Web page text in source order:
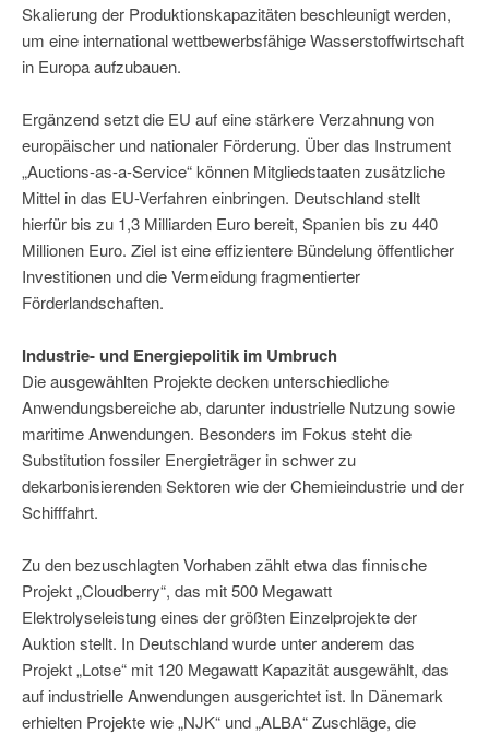
Skalierung der Produktionskapazitäten beschleunigt werden,
um eine international wettbewerbsfähige Wasserstoffwirtschaft
in Europa aufzubauen.
Ergänzend setzt die EU auf eine stärkere Verzahnung von
europäischer und nationaler Förderung. Über das Instrument
„Auctions-as-a-Service“ können Mitgliedstaaten zusätzliche
Mittel in das EU-Verfahren einbringen. Deutschland stellt
hierfür bis zu 1,3 Milliarden Euro bereit, Spanien bis zu 440
Millionen Euro. Ziel ist eine effizientere Bündelung öffentlicher
Investitionen und die Vermeidung fragmentierter
Förderlandschaften.
Industrie- und Energiepolitik im Umbruch
Die ausgewählten Projekte decken unterschiedliche
Anwendungsbereiche ab, darunter industrielle Nutzung sowie
maritime Anwendungen. Besonders im Fokus steht die
Substitution fossiler Energieträger in schwer zu
dekarbonisierenden Sektoren wie der Chemieindustrie und der
Schifffahrt.
Zu den bezuschlagten Vorhaben zählt etwa das finnische
Projekt „Cloudberry“, das mit 500 Megawatt
Elektrolyseleistung eines der größten Einzelprojekte der
Auktion stellt. In Deutschland wurde unter anderem das
Projekt „Lotse“ mit 120 Megawatt Kapazität ausgewählt, das
auf industrielle Anwendungen ausgerichtet ist. In Dänemark
erhielten Projekte wie „NJK“ und „ALBA“ Zuschläge, die